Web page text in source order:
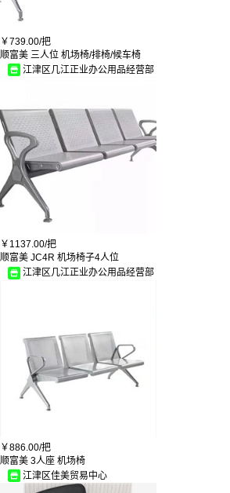
￥739.00/把
顺富美 三人位 机场椅/排椅/候车椅
江津区几江正业办公用品经营部
￥ 1137.00/把
顺富美 JC4R 机场椅子4人位
江津区几江正业办公用品经营部
￥886.00/把
顺富美 3人座 机场椅
江津区佳美贸易中心